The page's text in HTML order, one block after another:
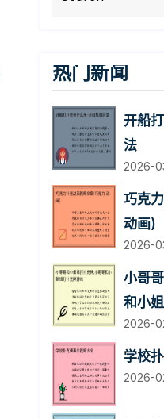
热门新闻
开船
法
2026-
巧克
动画)
2026-
小哥
和小
2026-
学校
2026-